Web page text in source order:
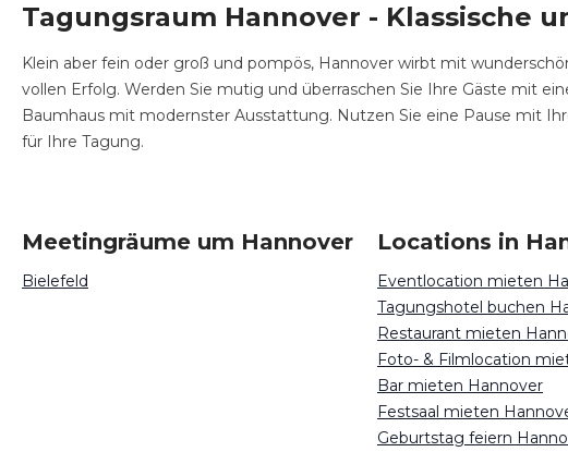
Tagungsraum Hannover - Klassische
Klein aber fein oder groß und pompös, Hannover wirbt mit
vollen Erfolg. Werden Sie mutig und überraschen Sie Ihre Gäste mit
Baumhaus mit modernster Ausstattung. Nutzen Sie eine Pause mit
für Ihre Tagung.
Meetingräume um Hannover
Bielefeld
Locations in
Eventlocation mieten
Tagungshotel buchen
Restaurant mieten
Foto- & Filmlocation
Bar mieten Hannover
Festsaal mieten
Geburtstag feiern